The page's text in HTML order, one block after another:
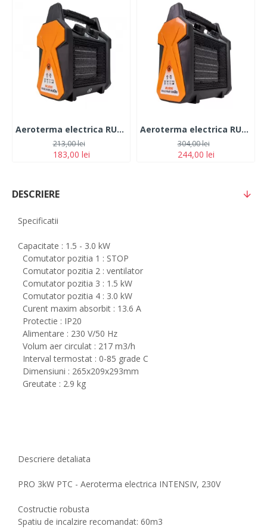
Aeroterma electrica RURIS VULCANO 200s
183,00 lei
213,00 lei
Aeroterma electrica RURIS VULCANO 300s
244,00 lei
304,00 lei
DESCRIERE
Specificatii
Capacitate : 1.5 - 3.0 kW
Comutator pozitia 1 : STOP
Comutator pozitia 2 : ventilator
Comutator pozitia 3 : 1.5 kW
Comutator pozitia 4 : 3.0 kW
Curent maxim absorbit : 13.6 A
Protectie : IP20
Alimentare : 230 V/50 Hz
Volum aer circulat : 217 m3/h
Interval termostat : 0-85 grade C
Dimensiuni : 265x209x293mm
Greutate : 2.9 kg
Descriere detaliata
PRO 3kW PTC - Aeroterma electrica INTENSIV, 230V
Costructie robusta
Spatiu de incalzire recomandat: 60m3